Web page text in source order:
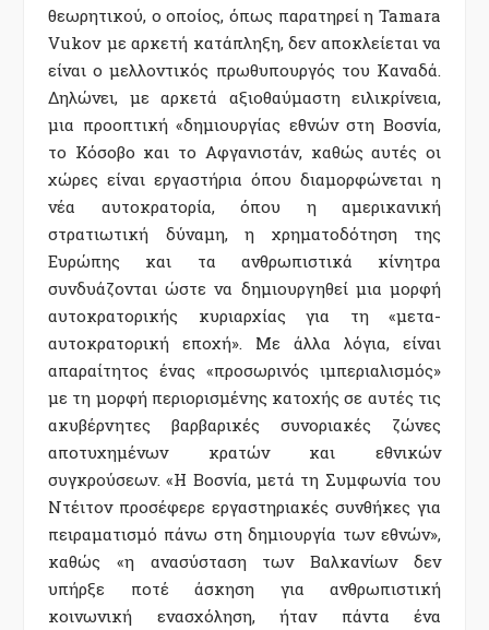
θεωρητικού, ο οποίος, όπως παρατηρεί η Tamara
Vukov µε αρκετή κατάπληξη, δεν αποκλείεται να
είναι ο µελλοντικός πρωθυπουργός του Καναδά.
Δηλώνει, µε αρκετά αξιοθαύµαστη ειλικρίνεια,
µια προοπτική «δηµιουργίας εθνών στη Βοσνία,
το Κόσοβο και το Αφγανιστάν, καθώς αυτές οι
χώρες είναι εργαστήρια όπου διαµορφώνεται η
νέα αυτοκρατορία, όπου η αµερικανική
στρατιωτική δύναµη, η χρηµατοδότηση της
Ευρώπης και τα ανθρωπιστικά κίνητρα
συνδυάζονται ώστε να δηµιουργηθεί µια µορφή
αυτοκρατορικής κυριαρχίας για τη «µετα-
αυτοκρατορική εποχή». Με άλλα λόγια, είναι
απαραίτητος ένας «προσωρινός ιµπεριαλισµός»
µε τη µορφή περιορισµένης κατοχής σε αυτές τις
ακυβέρνητες βαρβαρικές συνοριακές ζώνες
αποτυχηµένων κρατών και εθνικών
συγκρούσεων. «Η Βοσνία, µετά τη Συµφωνία του
Ντέιτον προσέφερε εργαστηριακές συνθήκες για
πειραµατισµό πάνω στη δηµιουργία των εθνών»,
καθώς «η ανασύσταση των Βαλκανίων δεν
υπήρξε ποτέ άσκηση για ανθρωπιστική
κοινωνική ενασχόληση, ήταν πάντα ένα